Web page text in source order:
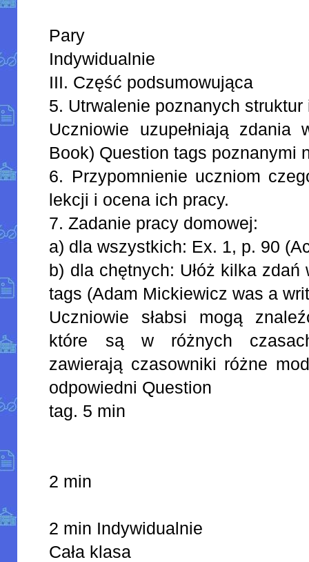
Pary
Indywidualnie
III. Część podsumowująca
5. Utrwalenie poznanych struktur
Uczniowie uzupełniają
Book) Question tags poznanymi
6. Przypomnienie uczniom
lekcji i ocena ich pracy.
7. Zadanie pracy domowej:
a) dla wszystkich: Ex. 1, p. 90
b) dla chętnych: Ułóż kilka
tags (Adam Mickiewicz was a
Uczniowie słabsi mogą
które są w różnych
zawierają czasowniki różne
odpowiedni Question
tag. 5 min
2 min
2 min Indywidualnie
Cała klasa